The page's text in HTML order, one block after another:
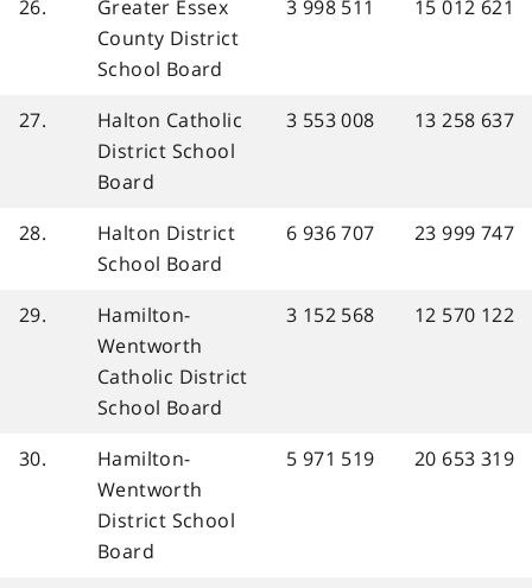
26.
Greater Essex
County District
School Board
3 998 511 15 012 621
27.
Halton Catholic
District School
Board
3 553 008 13 258 637
28.
Halton District
School Board
6 936 707 23 999 747
29.
Hamilton-
Wentworth
Catholic District
School Board
3 152 568 12 570 122
30.
Hamilton-
Wentworth
District School
Board
5 971 519 20 653 319